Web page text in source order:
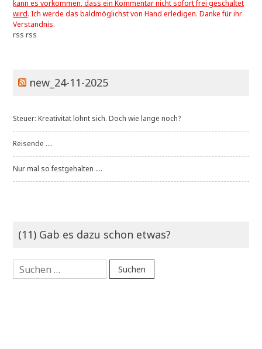
kann es vorkommen, dass ein Kommentar nicht sofort frei geschaltet
wird. Ich werde das baldmöglichst von Hand erledigen. Danke für ihr
Verständnis.
rss rss
new_24-11-2025
Steuer: Kreativität lohnt sich. Doch wie lange noch?
Reisende ....
Nur mal so festgehalten ....
(11) Gab es dazu schon etwas?
Suchen
nach: